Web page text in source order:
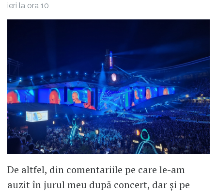
ieri la ora 10
De altfel, din comentariile pe care le-am
auzit în jurul meu după concert, dar și pe